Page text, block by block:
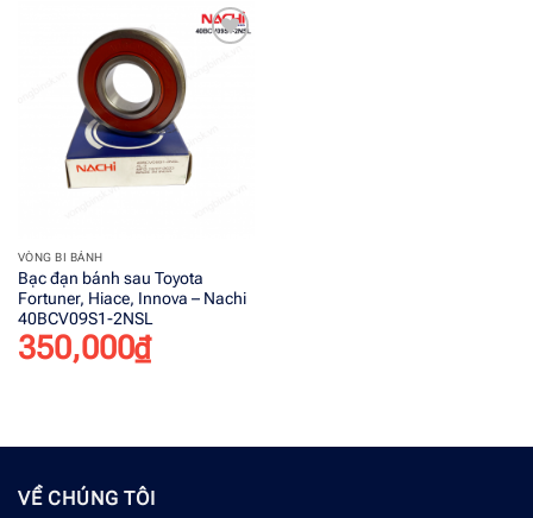
VÒNG BI BÁNH
Bạc đạn bánh sau Toyota
Fortuner, Hiace, Innova – Nachi
40BCV09S1-2NSL
350,000₫
VỀ CHÚNG TÔI